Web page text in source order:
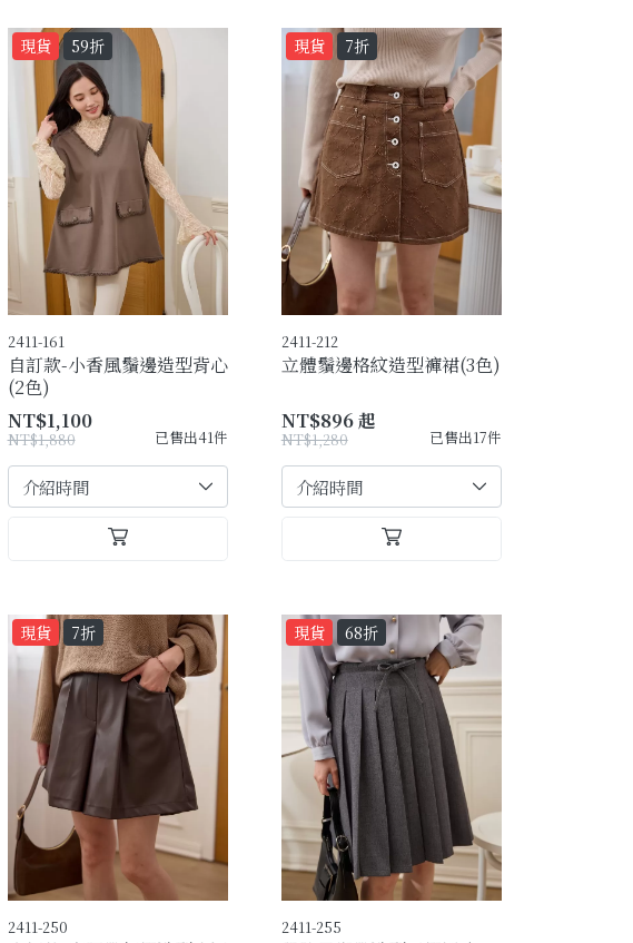
現貨 59折
2411-161
自訂款-小香風鬚邊造型背心
(2色)
NT$1,100
NT$1,880 已售出41件
現貨 7折
2411-212
立體鬚邊格紋造型褲裙(3色)
NT$896 起
NT$1,280 已售出17件
現貨 7折
2411-250
現貨 68折
2411-255